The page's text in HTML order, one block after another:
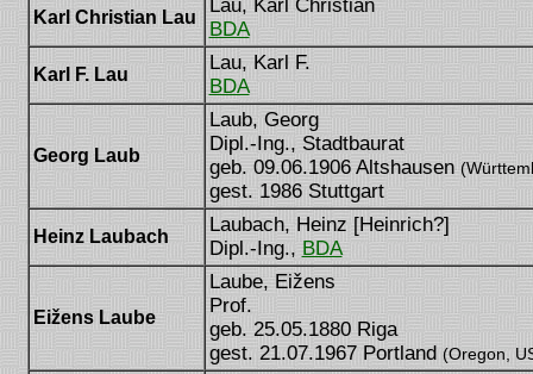
Karl Christian Lau
Lau, Karl Christian
BDA
Karl F. Lau
Lau, Karl F.
BDA
Georg Laub
Laub, Georg
Dipl.-Ing., Stadtbaurat
geb. 09.06.1906 Altshausen
gest. 1986 Stuttgart
Heinz Laubach
Laubach, Heinz [Heinrich?]
Dipl.-Ing.,BDA
Eižens Laube
Laube, Eižens
Prof.
geb. 25.05.1880 Riga
gest. 21.07.1967 Portland (Oregon,